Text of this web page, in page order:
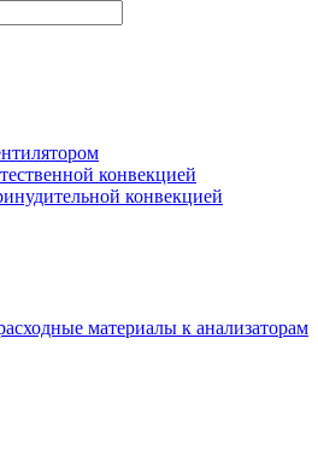
конвекцией
конвекцией
материалы к анализаторам